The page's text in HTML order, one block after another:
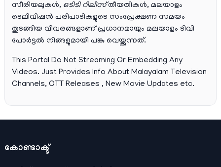
സീരിയലുകള്‍, ഒടിടി റിലീസ്തീയതികള്‍, മലയാളം
ടെലിവിഷന്‍ പരിപാടികളുടെ സംപ്രേക്ഷണ സമയം
തുടങ്ങിയ വിവരങ്ങളാണ് പ്രധാനമായും മലയാളം ടിവി
പോര്‍ട്ടല്‍ നിങ്ങളുമായി പങ്കു വെയ്ക്കുന്നത്.
This Portal Do Not Streaming Or Embedding Any
Videos. Just Provides Info About Malayalam Television
Channels, OTT Releases , New Movie Updates etc.
കോണ്ടാക്ട്